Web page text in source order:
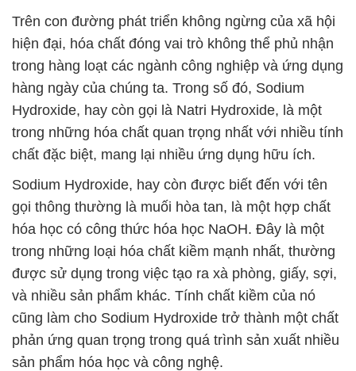
Trên con đường phát triển không ngừng của xã hội
hiện đại, hóa chất đóng vai trò không thể phủ nhận
trong hàng loạt các ngành công nghiệp và ứng dụng
hàng ngày của chúng ta. Trong số đó, Sodium
Hydroxide, hay còn gọi là Natri Hydroxide, là một
trong những hóa chất quan trọng nhất với nhiều tính
chất đặc biệt, mang lại nhiều ứng dụng hữu ích.
Sodium Hydroxide, hay còn được biết đến với tên
gọi thông thường là muối hòa tan, là một hợp chất
hóa học có công thức hóa học NaOH. Đây là một
trong những loại hóa chất kiềm mạnh nhất, thường
được sử dụng trong việc tạo ra xà phòng, giấy, sợi,
và nhiều sản phẩm khác. Tính chất kiềm của nó
cũng làm cho Sodium Hydroxide trở thành một chất
phản ứng quan trọng trong quá trình sản xuất nhiều
sản phẩm hóa học và công nghệ.